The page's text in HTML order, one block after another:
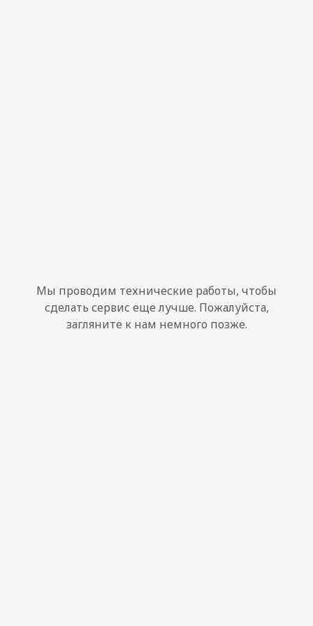
Мы проводим технические работы, чтобы
сделать сервис еще лучше. Пожалуйста,
загляните к нам немного позже.